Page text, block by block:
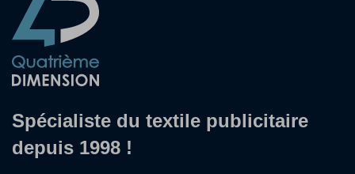
Spécialiste du textile publicitaire
depuis 1998 !